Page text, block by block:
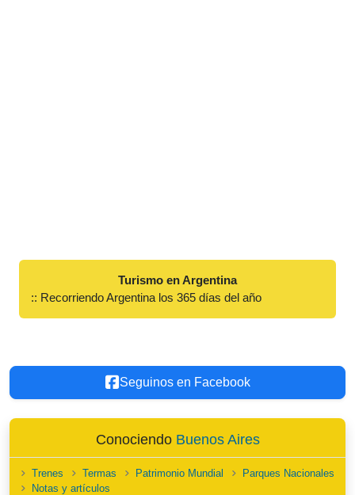
Turismo en Argentina
:: Recorriendo Argentina los 365 días del año
Seguinos en Facebook
Conociendo Buenos Aires
Trenes Termas Patrimonio Mundial
Parques Nacionales
Notas y artículos